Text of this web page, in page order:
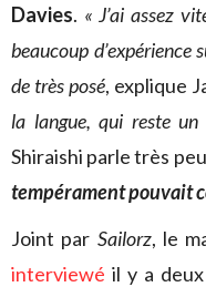
Davies. « J’ai assez
beaucoup d’expérience
de très posé, explique
la langue, qui reste
Shiraishi parle très
tempérament pouvait
Joint par Sailorz, le
interviewé il y a